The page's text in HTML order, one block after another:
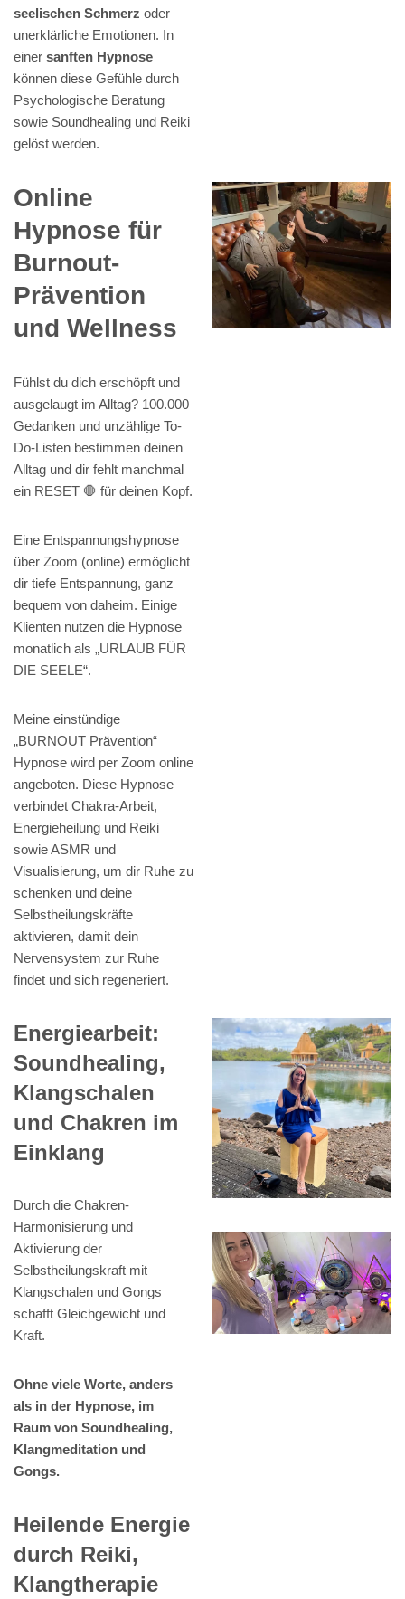
seelischen Schmerz oder
unerklärliche Emotionen. In
einer sanften Hypnose
können diese Gefühle durch
Psychologische Beratung
sowie Soundhealing und Reiki
gelöst werden.
Online
Hypnose für
Burnout-
Prävention
und Wellness
Fühlst du dich erschöpft und
ausgelaugt im Alltag? 100.000
Gedanken und unzählige To-
Do-Listen bestimmen deinen
Alltag und dir fehlt manchmal
ein RESET 🛑 für deinen Kopf.
Eine Entspannungshypnose
über Zoom (online) ermöglicht
dir tiefe Entspannung, ganz
bequem von daheim. Einige
Klienten nutzen die Hypnose
monatlich als „URLAUB FÜR
DIE SEELE“.
Meine einstündige
„BURNOUT Prävention“
Hypnose wird per Zoom online
angeboten. Diese Hypnose
verbindet Chakra-Arbeit,
Energieheilung und Reiki
sowie ASMR und
Visualisierung, um dir Ruhe zu
schenken und deine
Selbstheilungskräfte
aktivieren, damit dein
Nervensystem zur Ruhe
findet und sich regeneriert.
Energiearbeit:
Soundhealing,
Klangschalen
und Chakren im
Einklang
Durch die Chakren-
Harmonisierung und
Aktivierung der
Selbstheilungskraft mit
Klangschalen und Gongs
schafft Gleichgewicht und
Kraft.
Ohne viele Worte, anders
als in der Hypnose, im
Raum von Soundhealing,
Klangmeditation und
Gongs.
Heilende Energie
durch Reiki,
Klangtherapie